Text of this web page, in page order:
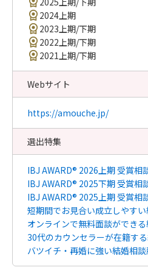
2024上期
2023上期/下期
2022上期/下期
2021上期/下期
Webサイト
https://amouche.jp/
選出特集
IBJ AWARD® 2026上期 受賞相
IBJ AWARD® 2025下期 受賞相
IBJ AWARD® 2025上期 受賞相
短期間でお見合い成立しやす
オンラインで無料面談ができ
30代のカウンセラーが在籍す
バツイチ・再婚に強い結婚相